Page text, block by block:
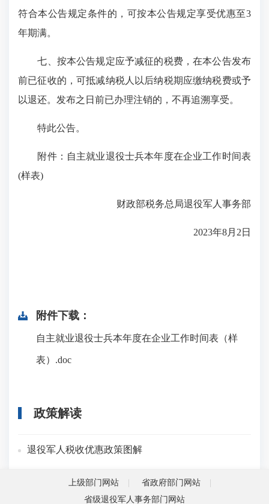
符合本公告规定条件的，可按本公告规定享受优惠至3
年期满。
七、按本公告规定应予减征的税费，在本公告发布
前已征收的，可抵减纳税人以后纳税期应缴纳税费或予
以退还。发布之日前已办理注销的，不再追溯享受。
特此公告。
附件：自主就业退役士兵本年度在企业工作时间表
(样表)
财政部税务总局退役军人事务部
2023年8月2日
附件下载：
自主就业退役士兵本年度在企业工作时间表（样
表）.doc
政策解读
退役军人税收优惠政策图解
上级部门网站
省政府部门网站
省级退役军人事务部门网站